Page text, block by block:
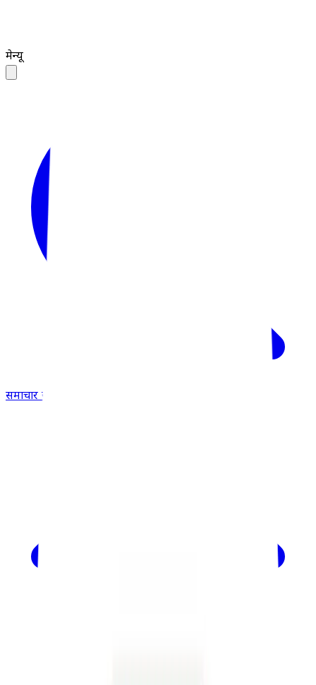
मेन्यू
समाचार खोजें...